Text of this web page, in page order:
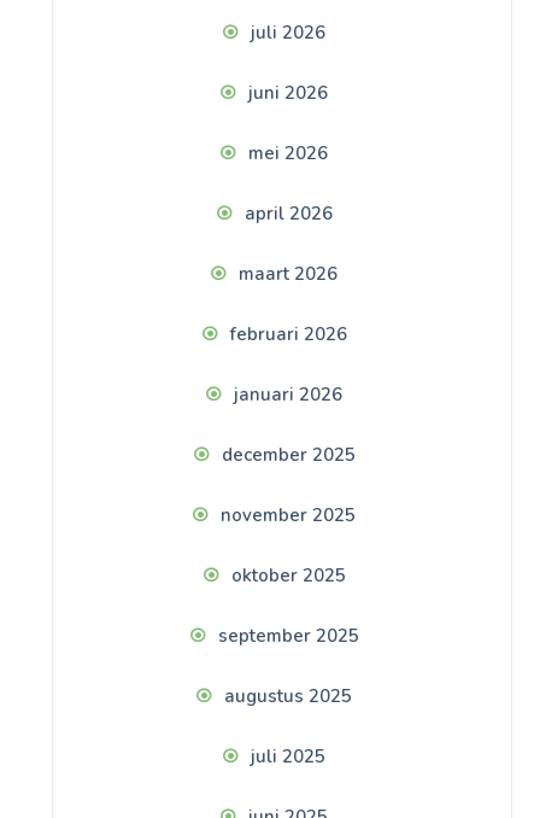
juli 2026
juni 2026
mei 2026
april 2026
maart 2026
februari 2026
januari 2026
december 2025
november 2025
oktober 2025
september 2025
augustus 2025
juli 2025